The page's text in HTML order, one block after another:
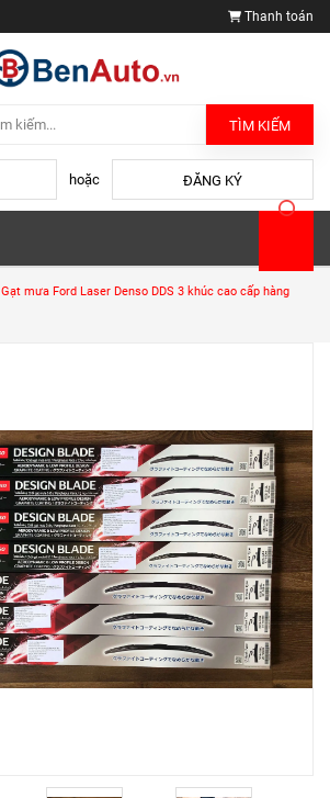
Thanh toán
TÌM KIẾM
hoặc ĐĂNG KÝ
Gạt mưa Ford Laser Denso DDS 3 khúc cao cấp hàng